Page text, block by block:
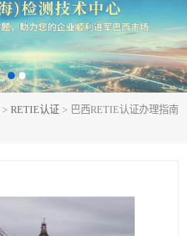
> RETIE认证 > 巴西RETIE认证办理指南
NR10认证
NR13认证
巴西NR认证
RETIE认证